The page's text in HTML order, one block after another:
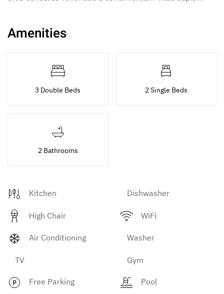
Amenities
3 Double Beds 2 Single Beds
2 Bathrooms
Kitchen Dishwasher
High Chair WiFi
Air Conditioning Washer
TV Gym
Free Parking Pool